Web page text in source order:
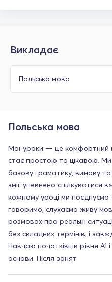
Викладає
Польська мова
Мої уроки — це комфортний
стає простою та цікавою.
базову граматику, вимову
зміг упевнено спілкуватися
кожному уроці ми
говоримо, слухаємо живу
розмовах про реальні
без складних термінів, і
Навчаю початківців рівня A1
основи. Після занят